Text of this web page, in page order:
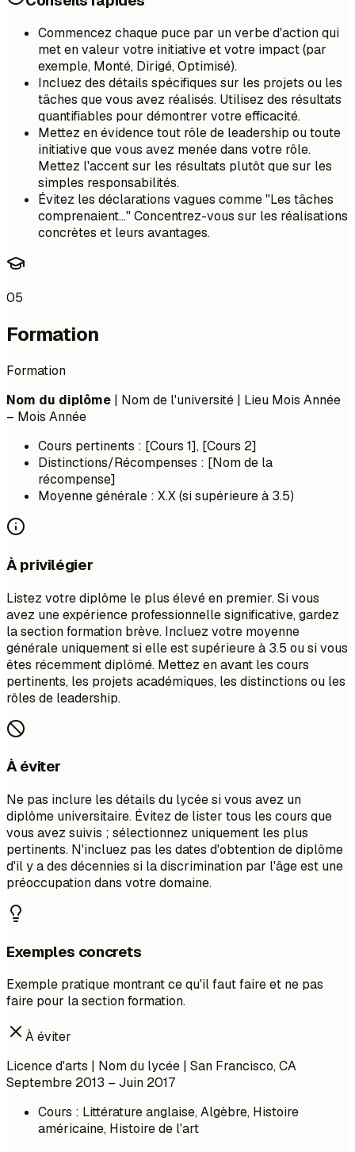
Commencez chaque puce par un verbe d'action qui
met en valeur votre initiative et votre impact (par
exemple, Monté, Dirigé, Optimisé).
Incluez des détails spécifiques sur les projets ou les
tâches que vous avez réalisés. Utilisez des résultats
quantifiables pour démontrer votre efficacité.
Mettez en évidence tout rôle de leadership ou toute
initiative que vous avez menée dans votre rôle.
Mettez l'accent sur les résultats plutôt que sur les
simples responsabilités.
Évitez les déclarations vagues comme "Les tâches
comprenaient..." Concentrez-vous sur les réalisations
concrètes et leurs avantages.
05
Formation
Formation
Nom du diplôme | Nom de l'université | Lieu Mois Année
– Mois Année
Cours pertinents : [Cours 1], [Cours 2]
Distinctions/Récompenses : [Nom de la
récompense]
Moyenne générale : X.X (si supérieure à 3.5)
À privilégier
Listez votre diplôme le plus élevé en premier. Si vous
avez une expérience professionnelle significative, gardez
la section formation brève. Incluez votre moyenne
générale uniquement si elle est supérieure à 3.5 ou si vous
êtes récemment diplômé. Mettez en avant les cours
pertinents, les projets académiques, les distinctions ou les
rôles de leadership.
À éviter
Ne pas inclure les détails du lycée si vous avez un
diplôme universitaire. Évitez de lister tous les cours que
vous avez suivis ; sélectionnez uniquement les plus
pertinents. N'incluez pas les dates d'obtention de diplôme
d'il y a des décennies si la discrimination par l'âge est une
préoccupation dans votre domaine.
Exemples concrets
Exemple pratique montrant ce qu'il faut faire et ne pas
faire pour la section formation.
À éviter
Licence d'arts | Nom du lycée | San Francisco, CA
Septembre 2013 – Juin 2017
Cours : Littérature anglaise, Algèbre, Histoire
américaine, Histoire de l'art